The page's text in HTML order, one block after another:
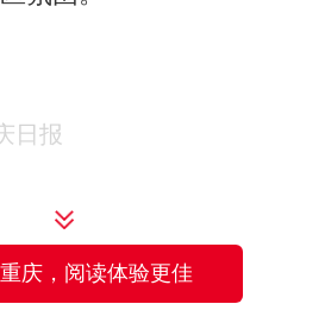
日报
庆，阅读体验更佳